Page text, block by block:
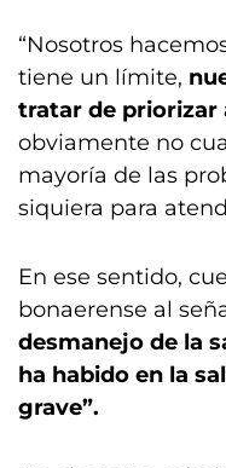
“Nosotros
tiene un límite,
tratar de priorizar
obviamente no
mayoría de las
siquiera para
En ese sentido,
bonaerense al
desmanejo de la
ha habido en la
grave”.